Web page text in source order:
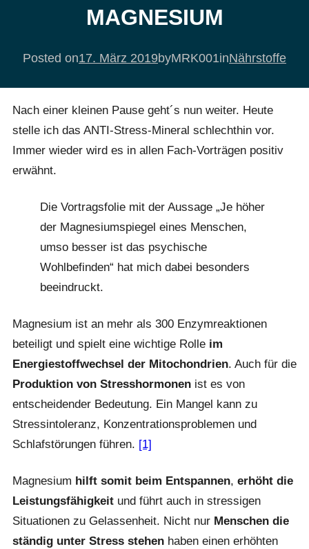
MAGNESIUM
Posted on17. März 2019byMRK001inNährstoffe
Nach einer kleinen Pause geht´s nun weiter. Heute
stelle ich das ANTI-Stress-Mineral schlechthin vor.
Immer wieder wird es in allen Fach-Vorträgen positiv
erwähnt.
Die Vortragsfolie mit der Aussage „Je höher
der Magnesiumspiegel eines Menschen,
umso besser ist das psychische
Wohlbefinden“ hat mich dabei besonders
beeindruckt.
Magnesium ist an mehr als 300 Enzymreaktionen
beteiligt und spielt eine wichtige Rolle im
Energiestoffwechsel der Mitochondrien. Auch für die
Produktion von Stresshormonenist es von
entscheidender Bedeutung. Ein Mangel kann zu
Stressintoleranz, Konzentrationsproblemen und
Schlafstörungen führen. [1]
Magnesium hilft somit beim Entspannen, erhöht die
Leistungsfähigkeit und führt auch in stressigen
Situationen zu Gelassenheit. Nicht nur Menschen die
ständig unter Stress stehenhaben einen erhöhten